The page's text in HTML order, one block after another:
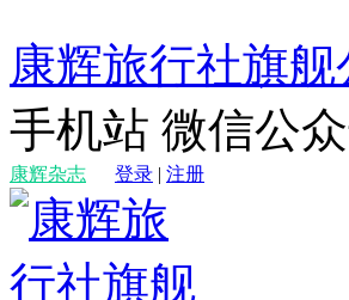
康辉旅行社旗
手机站 微信公
康辉杂志 登录 | 注册